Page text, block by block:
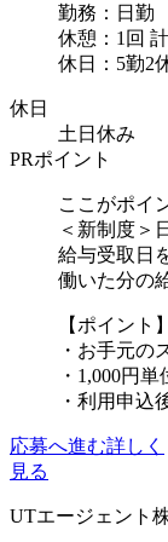
勤務：日勤
休憩：1回
休日：5勤2
休日
土日休み
PRポイント
ここがポイ
＜新制度＞
給与受取日
働いた分の
【ポイント】
・お手元の
・1,000円
・利用申込
応募へ進む詳しく
見る
UTエージェント